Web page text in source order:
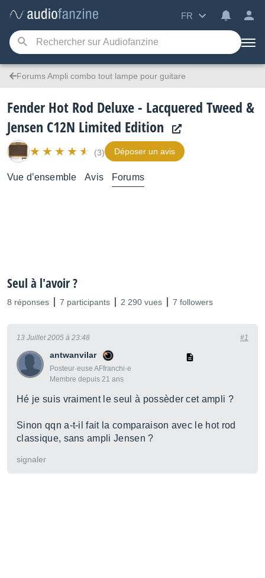
FR
Forums Ampli combo tout lampe pour guitare
Fender Hot Rod Deluxe - Lacquered Tweed &
Jensen C12N Limited Edition
(3) Déposer un avis
Vue d’ensemble Avis Forums
Seul à l'avoir ?
8 réponses 7 participants 2 290 vues 7 followers
antwanvilar
Posteur·euse AFfranchi·e
Membre depuis 21 ans
13 Juillet 2005 à 23:48 #1
Hé je suis vraiment le seul à possèder cet ampli ?
Sinon qqn a-t-il fait la comparaison avec le hot rod
classique, sans ampli Jensen ?
signaler